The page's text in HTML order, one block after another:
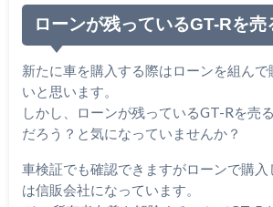
ローンが残っているGT-Rを売
新たに車を購入する際はローンを組ん
いと思います。
しかし、ローンが残っているGT-Rを売
だろう？と気になっていませんか？
車検証でも確認できますがローンで購
は信販会社になっています。